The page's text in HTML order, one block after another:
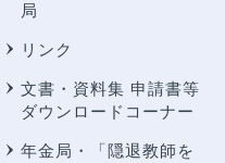
局
リンク
文書・資料集 申請書等
ダウンロードコーナー
年金局・
「隠退教師を